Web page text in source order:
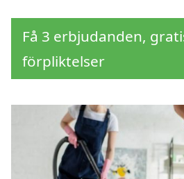
Få 3 erbjudanden,
förpliktelser